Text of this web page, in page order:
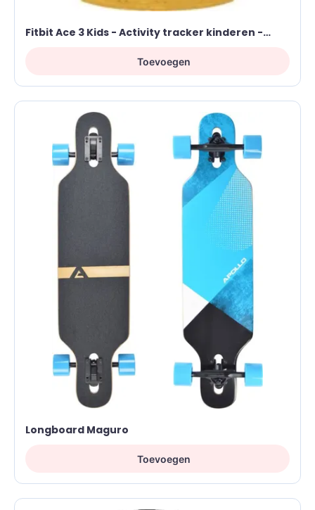
Fitbit Ace 3 Kids - Activity tracker kinderen -
Toevoegen
Longboard Maguro
Toevoegen